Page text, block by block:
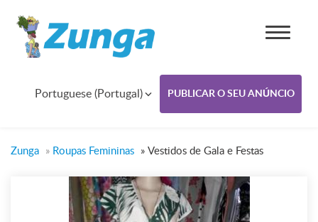
Portuguese (Portugal) PUBLICAR O SEU ANÚNCIO
Zunga » Roupas Femininas » Vestidos de Gala e Festas